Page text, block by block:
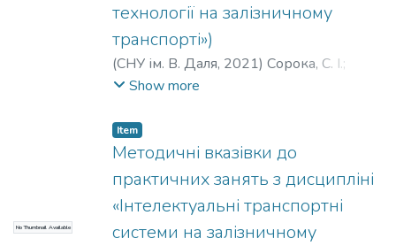
технології на залізничному
транспорті»)
(СНУ ім. В. Даля, 2021) Сорока, С. І.;
Єпіфанова, О. В.
Show more
No Thumbnail Available
Item
Методичні вказівки до
практичних занять з дисципліні
«Інтелектуальні транспортні
системи на залізничному